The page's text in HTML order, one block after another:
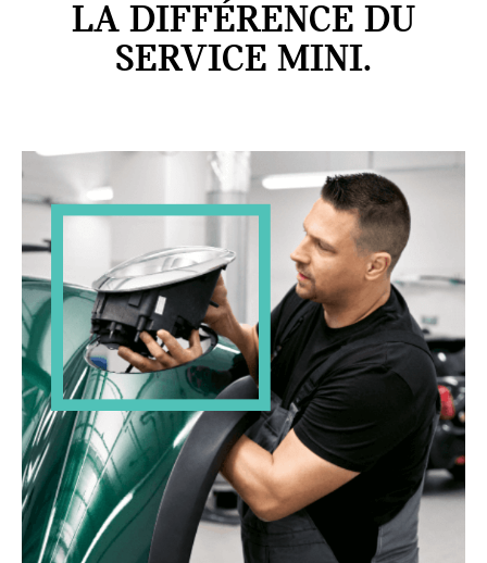
LA DIFFÉRENCE DU
SERVICE MINI.